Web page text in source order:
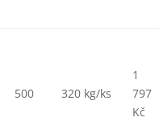
500 320 kg/ks
1
797
Kč